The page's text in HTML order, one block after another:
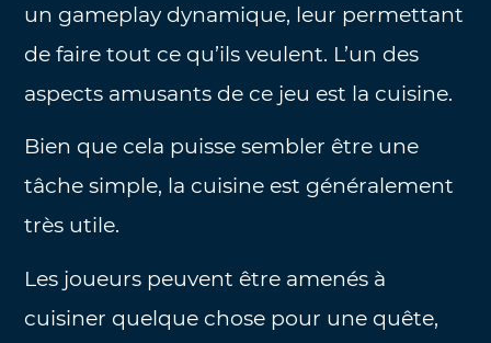
un gameplay dynamique, leur permettant
de faire tout ce qu’ils veulent. L’un des
aspects amusants de ce jeu est la cuisine.
Bien que cela puisse sembler être une
tâche simple, la cuisine est généralement
très utile.
Les joueurs peuvent être amenés à
cuisiner quelque chose pour une quête,